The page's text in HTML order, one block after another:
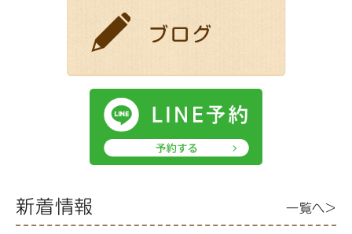
新着情報 一覧へ>